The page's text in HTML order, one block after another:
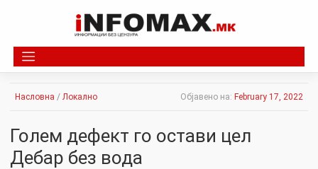
Насловна / Локално Објавено на: February 17, 2022
Голем дефект го остави цел
Дебар без вода